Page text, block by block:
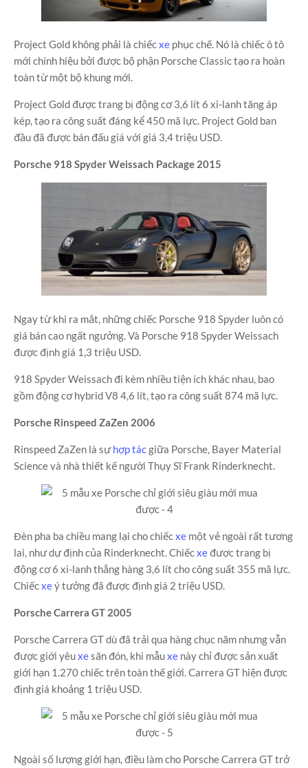
Project Gold không phải là chiếcxe phục chế. Nó là chiếc ô tô
mới chính hiệu bởi được bộ phận Porsche Classic tạo ra hoàn
toàn từ một bộ khung mới.
Project Gold được trang bị động cơ 3,6 lít 6 xi-lanh tăng áp
kép, tạo ra công suất đáng kể 450 mã lực. Project Gold ban
đầu đã được bán đấu giá với giá 3,4 triệu USD.
Porsche 918 Spyder Weissach Package 2015
Ngay từ khi ra mắt, những chiếc Porsche 918 Spyder luôn có
giá bán cao ngất ngưởng. Và Porsche 918 Spyder Weissach
được định giá 1,3 triệu USD.
918 Spyder Weissach đi kèm nhiều tiện ích khác nhau, bao
gồm động cơ hybrid V8 4,6 lít, tạo ra công suất 874 mã lực.
Porsche Rinspeed ZaZen 2006
Rinspeed ZaZen là sựhợp tácgiữa Porsche, Bayer Material
Science và nhà thiết kế người Thụy Sĩ Frank Rinderknecht.
Đèn pha ba chiều mang lại cho chiếcxe một vẻ ngoài rất tương
lai, như dự định của Rinderknecht. Chiếcxe được trang bị
động cơ 6 xi-lanh thẳng hàng 3,6 lít cho công suất 355 mã lực.
Chiếcxeý tưởng đã được định giá 2 triệu USD.
Porsche Carrera GT 2005
Porsche Carrera GT dù đã trải qua hàng chục năm nhưng vẫn
được giới yêuxesăn đón, khi mẫuxe này chỉ được sản xuất
giới hạn 1.270 chiếc trên toàn thế giới. Carrera GT hiện được
định giá khoảng 1 triệu USD.
Ngoài số lượng giới hạn, điều làm cho Porsche Carrera GT trở